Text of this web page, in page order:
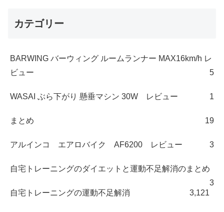
カテゴリー
BARWING バーウィング ルームランナー MAX16km/h レ
ビュー
5
WASAI ぶら下がり 懸垂マシン 30W レビュー 1
まとめ 19
アルインコ エアロバイク AF6200 レビュー 3
自宅トレーニングのダイエットと運動不足解消のまとめ
3
自宅トレーニングの運動不足解消
3,121